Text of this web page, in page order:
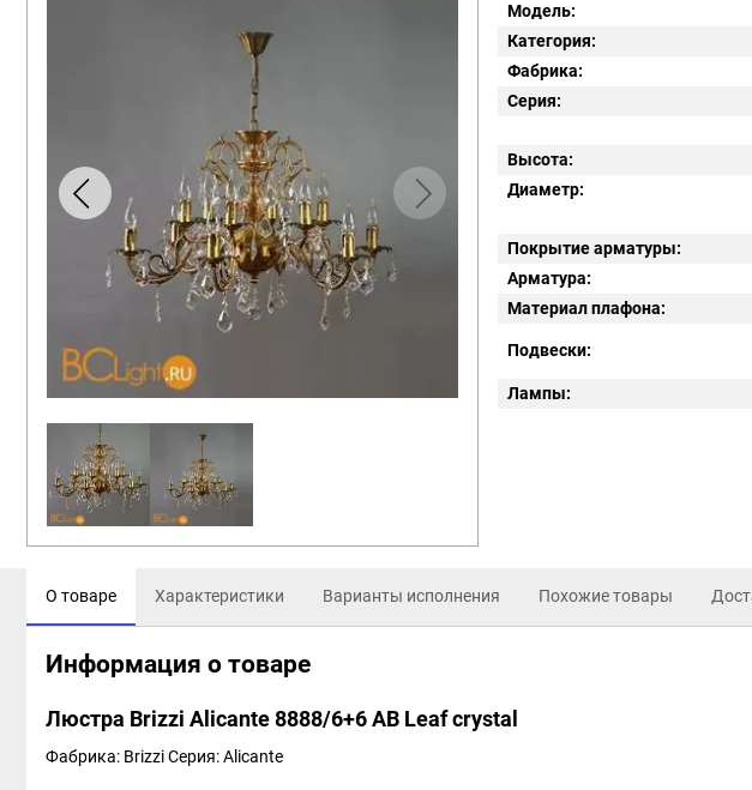
Модель:
Категория:
Фабрика:
Серия:
Высота:
Диаметр:
Покрытие арматуры:
Арматура:
Материал плафона:
Подвески:
Лампы:
О товаре Характеристики Варианты исполнения Похожие товары
Информация о товаре
Люстра Brizzi Alicante 8888/6+6 AB Leaf crystal
Фабрика: BrizziСерия: Alicante